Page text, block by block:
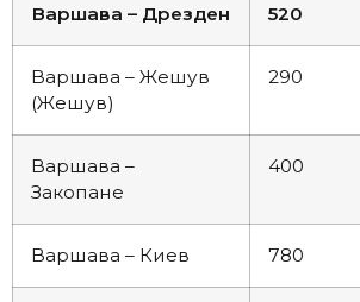
Варшава – Дрезден 520
Варшава – Жешув
(Жешув)
290
Варшава –
Закопане
400
Варшава – Киев 780